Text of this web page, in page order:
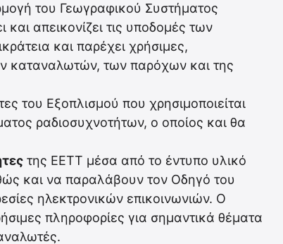
του Γεωγραφικού Συστήματος
απεικονίζει τις υποδομές των
και παρέχει χρήσιμες,
καταναλωτών, των παρόχων και της
του Εξοπλισμού που χρησιμοποιείται
ραδιοσυχνοτήτων, ο οποίος και θα
της ΕΕΤΤ μέσα από το έντυπο υλικό
και να παραλάβουν τον Οδηγό του
ηλεκτρονικών επικοινωνιών. Ο
πληροφορίες για σημαντικά θέματα